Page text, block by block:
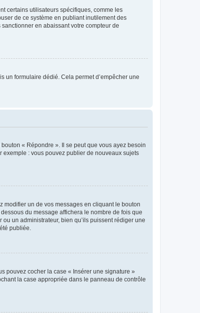
certains utilisateurs spécifiques, comme les
de ce système en publiant inutilement des
en abaissant votre compteur de
un formulaire dédié. Cela permet d’empêcher une
« Répondre ». Il se peut que vous ayez besoin
exemple : vous pouvez publier de nouveaux sujets
modifier un de vos messages en cliquant le bouton
du message affichera le nombre de fois que
ou un administrateur, bien qu’ils puissent rédiger une
publiée.
pouvez cocher la case « Insérer une signature »
la case appropriée dans le panneau de contrôle